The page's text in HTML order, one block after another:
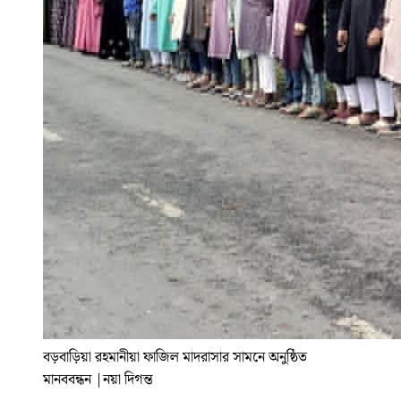
বড়বাড়িয়া রহমানীয়া ফাজিল মাদরাসার সামনে অনুষ্ঠিত
মানববন্ধন |নয়া দিগন্ত